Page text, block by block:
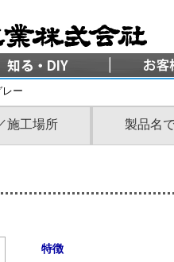
レー
施工場所 製品名
特徴